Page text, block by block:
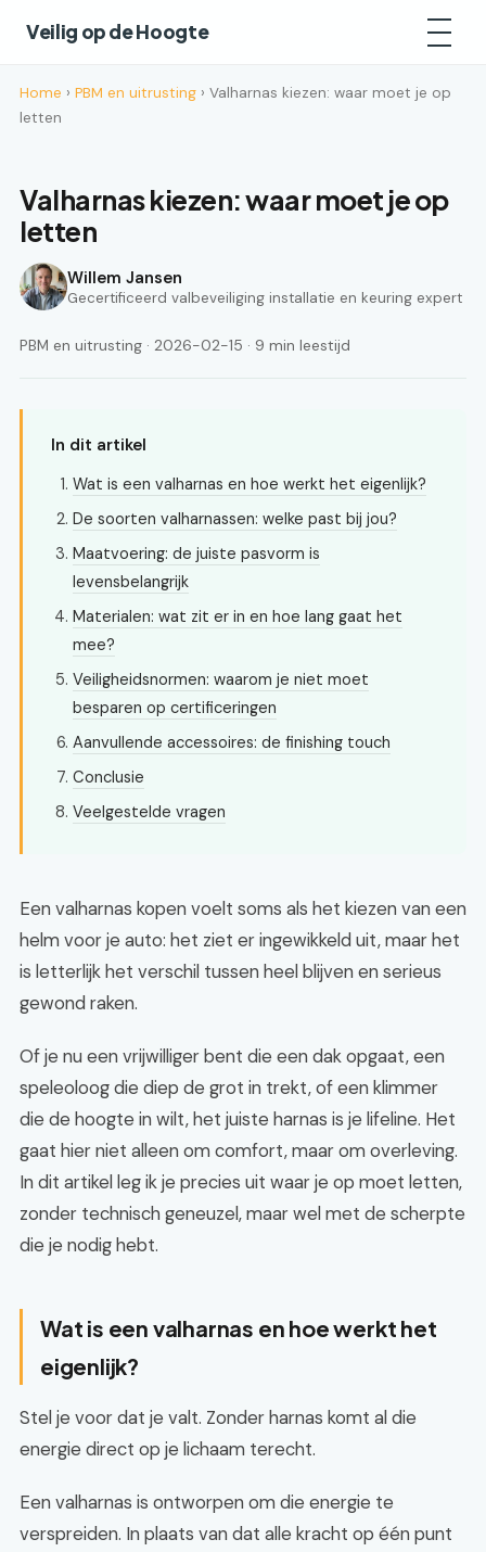
Veilig op de Hoogte
Home › PBM en uitrusting › Valharnas kiezen: waar moet je op
letten
Valharnas kiezen: waar moet je op
letten
Willem Jansen
Gecertificeerd valbeveiliging installatie en keuring expert
PBM en uitrusting · 2026-02-15 · 9 min leestijd
In dit artikel
Wat is een valharnas en hoe werkt het eigenlijk?
De soorten valharnassen: welke past bij jou?
Maatvoering: de juiste pasvorm is
levensbelangrijk
Materialen: wat zit er in en hoe lang gaat het
mee?
Veiligheidsnormen: waarom je niet moet
besparen op certificeringen
Aanvullende accessoires: de finishing touch
Conclusie
Veelgestelde vragen
Een valharnas kopen voelt soms als het kiezen van een
helm voor je auto: het ziet er ingewikkeld uit, maar het
is letterlijk het verschil tussen heel blijven en serieus
gewond raken.
Of je nu een vrijwilliger bent die een dak opgaat, een
speleoloog die diep de grot in trekt, of een klimmer
die de hoogte in wilt, het juiste harnas is je lifeline. Het
gaat hier niet alleen om comfort, maar om overleving.
In dit artikel leg ik je precies uit waar je op moet letten,
zonder technisch geneuzel, maar wel met de scherpte
die je nodig hebt.
Wat is een valharnas en hoe werkt het
eigenlijk?
Stel je voor dat je valt. Zonder harnas komt al die
energie direct op je lichaam terecht.
Een valharnas is ontworpen om die energie te
verspreiden. In plaats van dat alle kracht op één punt